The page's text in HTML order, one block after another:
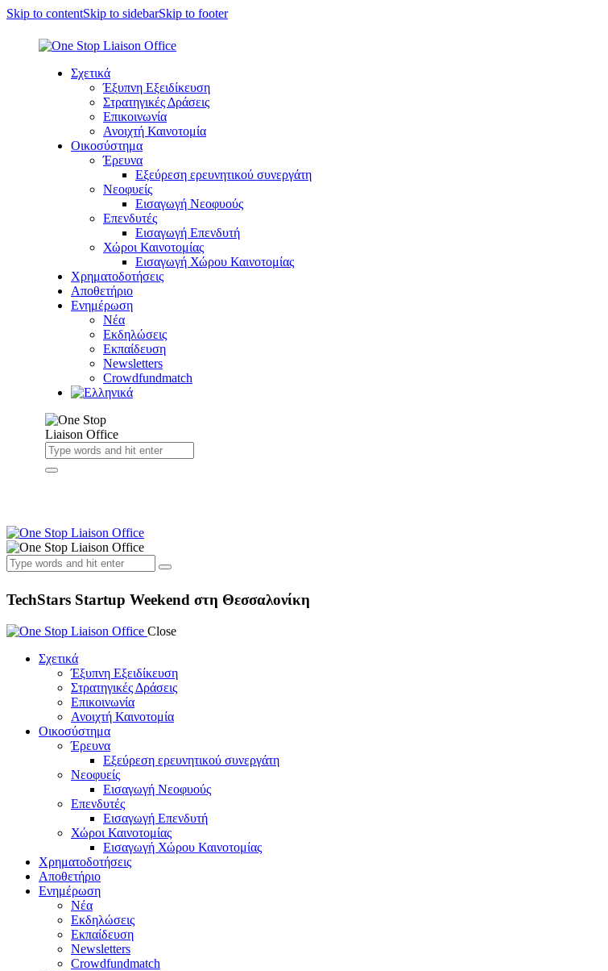
Skip to contentSkip to sidebarSkip to footer
Σχετικά
Έξυπνη Εξειδίκευση
Στρατηγικές Δράσεις
Επικοινωνία
Ανοιχτή Καινοτομία
Οικοσύστημα
Έρευνα
Εξεύρεση ερευνητικού συνεργάτη
Νεοφυείς
Εισαγωγή Νεοφυούς
Επενδυτές
Εισαγωγή Επενδυτή
Χώροι Καινοτομίας
Εισαγωγή Χώρου Καινοτομίας
Χρηματοδοτήσεις
Αποθετήριο
Ενημέρωση
Νέα
Εκδηλώσεις
Εκπαίδευση
Newsletters
Crowdfundmatch
TechStars Startup Weekend στη Θεσσαλονίκη
Close
Σχετικά
Έξυπνη Εξειδίκευση
Στρατηγικές Δράσεις
Επικοινωνία
Ανοιχτή Καινοτομία
Οικοσύστημα
Έρευνα
Εξεύρεση ερευνητικού συνεργάτη
Νεοφυείς
Εισαγωγή Νεοφυούς
Επενδυτές
Εισαγωγή Επενδυτή
Χώροι Καινοτομίας
Εισαγωγή Χώρου Καινοτομίας
Χρηματοδοτήσεις
Αποθετήριο
Ενημέρωση
Νέα
Εκδηλώσεις
Εκπαίδευση
Newsletters
Crowdfundmatch